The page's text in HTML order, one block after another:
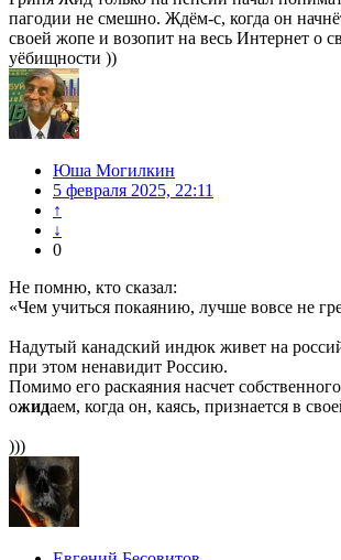
пагодии не смешно. Ждём-с, когда он
своей жопе и возопит на весь Интернет о
уёбищности ))
Юша Могилкин
5 февраля 2025, 22:11
↑
↓
0
Не помню, кто сказал:
«Чем учиться покаянию, лучше вовсе не
Надутый канадский индюк живет на
при этом ненавидит Россию.
Помимо его раскаяния насчет
ожидаем, когда он, каясь, признается в
)))